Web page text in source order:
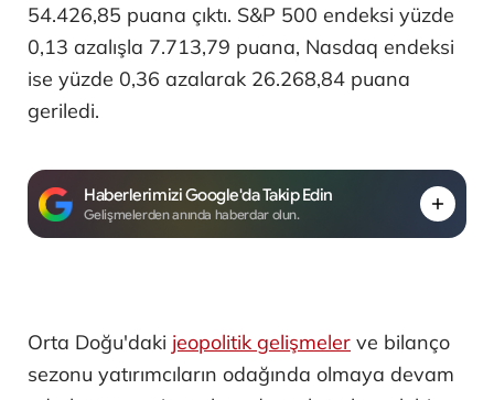
54.426,85 puana çıktı. S&P 500 endeksi yüzde
0,13 azalışla 7.713,79 puana, Nasdaq endeksi
ise yüzde 0,36 azalarak 26.268,84 puana
geriledi.
Haberlerimizi Google'da Takip Edin
Gelişmelerden anında haberdar olun.
Orta Doğu'daki jeopolitik gelişmeler ve bilanço
sezonu yatırımcıların odağında olmaya devam